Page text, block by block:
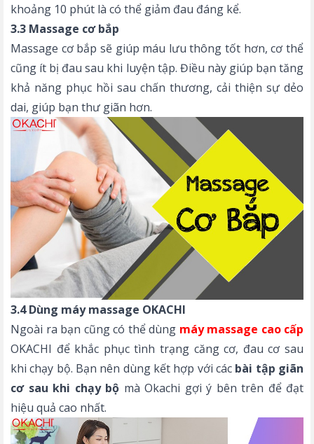
khoảng 10 phút là có thể giảm đau đáng kể.
3.3 Massage cơ bắp
Massage cơ bắp sẽ giúp máu lưu thông tốt hơn, cơ thể
cũng ít bị đau sau khi luyện tập. Điều này giúp bạn tăng
khả năng phục hồi sau chấn thương, cải thiện sự dẻo
dai, giúp bạn thư giãn hơn.
3.4 Dùng máy massage OKACHI
Ngoài ra bạn cũng có thể dùng máy massage cao cấp
OKACHI để khắc phục tình trạng căng cơ, đau cơ sau
khi chạy bộ. Bạn nên dùng kết hợp với các bài tập giãn
cơ sau khi chạy bộ mà Okachi gợi ý bên trên để đạt
hiệu quả cao nhất.